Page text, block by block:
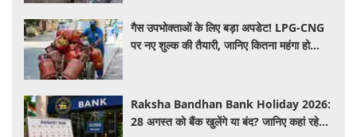
गैस उपभोक्ताओं के लिए बड़ा अपडेट! LPG-CNG
पर नए शुल्क की तैयारी, जानिए कितना महंगा हो
Raksha Bandhan Bank Holiday 2026:
28 अगस्त को बैंक खुलेंगे या बंद? जानिए कहां रहेगी